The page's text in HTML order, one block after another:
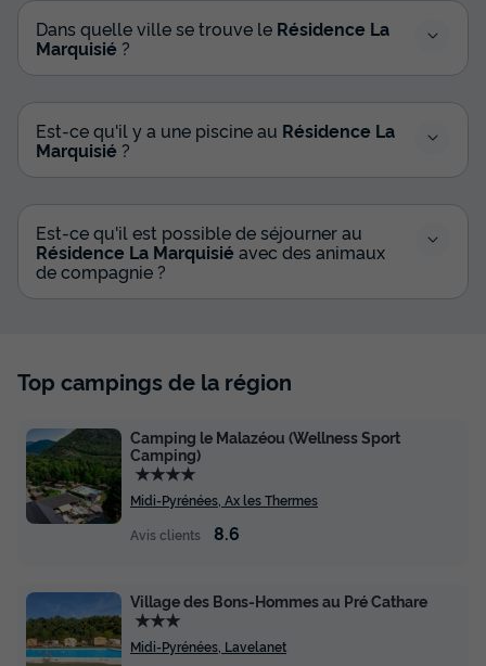
Dans quelle ville se trouve le Résidence La
Marquisié ?
Est-ce qu'il y a une piscine au Résidence La
Marquisié ?
Est-ce qu'il est possible de séjourner au
Résidence La Marquisié avec des animaux
de compagnie ?
Top campings de la région
Camping le Malazéou (Wellness Sport
Camping)
★★★★
Midi-Pyrénées, Ax les Thermes
Avis clients
8.6
Village des Bons-Hommes au Pré Cathare
★★★
Midi-Pyrénées, Lavelanet